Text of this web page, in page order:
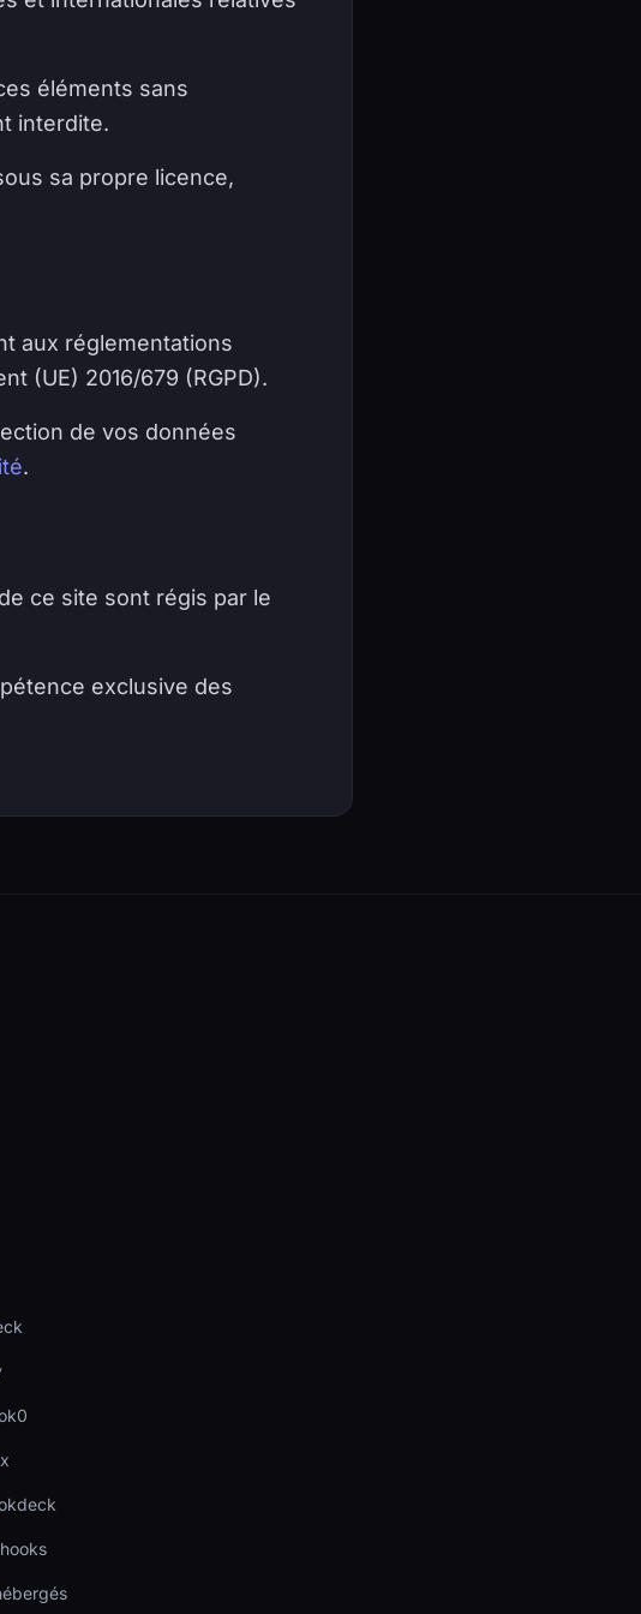
éléments sans
interdite.
sa propre licence,
aux réglementations
(UE) 2016/679 (RGPD).
de vos données
.
ce site sont régis par le
exclusive des